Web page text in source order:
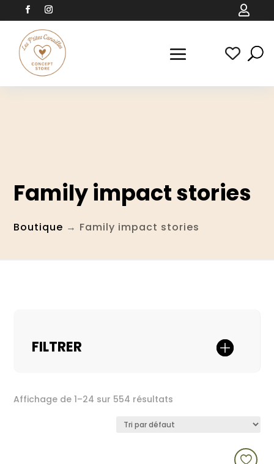

Family impact stories
Boutique → Family impact stories
FILTRER
Affichage de 1–24 sur 554 résultats